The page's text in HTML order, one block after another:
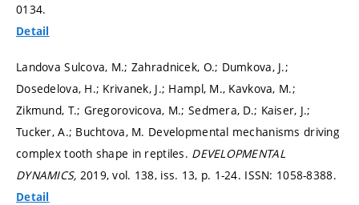
0134.
Detail
Landova Sulcova, M.; Zahradnicek, O.; Dumkova, J.;
Dosedelova, H.; Krivanek, J.; Hampl, M., Kavkova, M.;
Zikmund, T.; Gregorovicova, M.; Sedmera, D.; Kaiser, J.;
Tucker, A.; Buchtova, M. Developmental mechanisms driving
complex tooth shape in reptiles. DEVELOPMENTAL
DYNAMICS, 2019, vol. 138, iss. 13, p. 1-24. ISSN: 1058-8388.
Detail